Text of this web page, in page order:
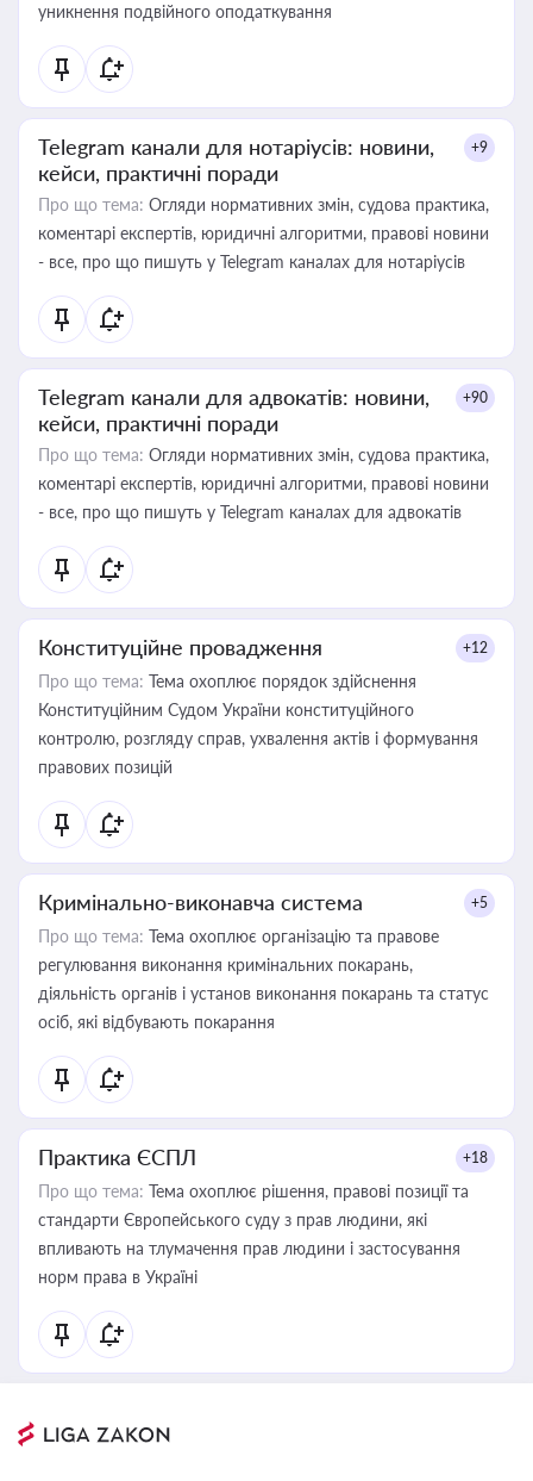
уникнення подвійного оподаткування
Telegram канали для нотаріусів: новини,
кейси, практичні поради
+9
Про що тема: Огляди нормативних змін, судова практика,
коментарі експертів, юридичні алгоритми, правові новини
- все, про що пишуть у Telegram каналах для нотаріусів
Telegram канали для адвокатів: новини,
кейси, практичні поради
+90
Про що тема: Огляди нормативних змін, судова практика,
коментарі експертів, юридичні алгоритми, правові новини
- все, про що пишуть у Telegram каналах для адвокатів
Конституційне провадження +12
Про що тема: Тема охоплює порядок здійснення
Конституційним Судом України конституційного
контролю, розгляду справ, ухвалення актів і формування
правових позицій
Кримінально-виконавча система +5
Про що тема: Тема охоплює організацію та правове
регулювання виконання кримінальних покарань,
діяльність органів і установ виконання покарань та статус
осіб, які відбувають покарання
Практика ЄСПЛ +18
Про що тема: Тема охоплює рішення, правові позиції та
стандарти Європейського суду з прав людини, які
впливають на тлумачення прав людини і застосування
норм права в Україні